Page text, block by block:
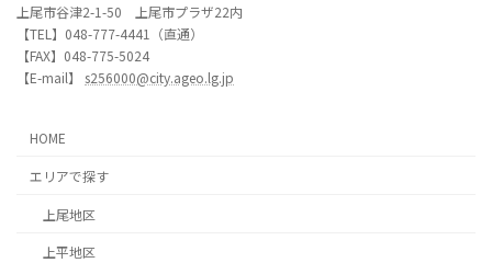
上尾市谷津2-1-50 上尾市プラザ22内
【TEL】048-777-4441（直通）
【FAX】048-775-5024
【E-mail】 s256000@city.ageo.lg.jp
HOME
エリアで探す
上尾地区
上平地区